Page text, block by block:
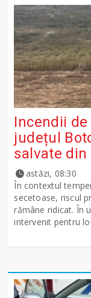
Incendii
județul
salvate
astăzi, 08:30
În contextul
secetoase, riscul
rămâne ridicat. În
intervenit pentru